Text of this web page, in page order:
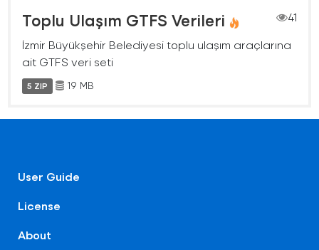
Toplu Ulaşım GTFS Verileri
41
İzmir Büyükşehir Belediyesi toplu ulaşım araçlarına
ait GTFS veri seti
5 ZIP 19 MB
User Guide
License
About